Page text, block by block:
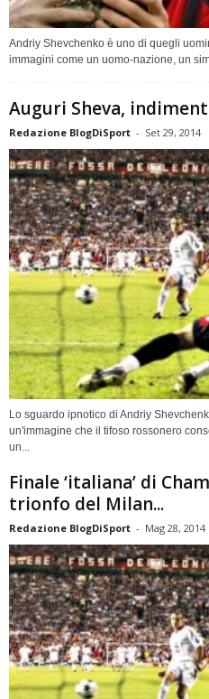
Andriy Shevchenko è uno di quegli
immagini come un uomo-nazione, un
Auguri Sheva,
Redazione BlogDiSport - Set 29, 2014
Lo sguardo ipnotico di Andriy
un'immagine che il tifoso rossonero
un...
Finale ‘italiana’ di
trionfo del Milan...
Redazione BlogDiSport - Mag 28, 2014